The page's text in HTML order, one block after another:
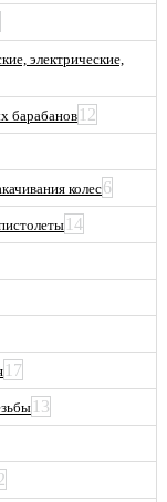
электрические,
барабанов 12
колес6
14
17
13